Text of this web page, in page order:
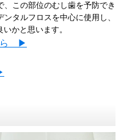
この部位のむし歯を予防でき
タルフロスを中心に使用し、
かと思います。
ら ▶